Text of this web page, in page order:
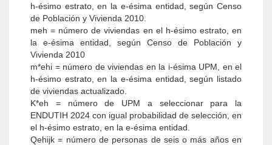
h-ésimo estrato, en la e-ésima entidad, según Censo
de Población y Vivienda 2010.
meh = número de viviendas en el h-ésimo estrato, en
la e-ésima entidad, según Censo de Población y
Vivienda 2010
m*ehi = número de viviendas en la i-ésima UPM, en el
h-ésimo estrato, en la e-ésima entidad, según listado
de viviendas actualizado.
K*eh = número de UPM a seleccionar para la
ENDUTIH 2024 con igual probabilidad de selección, en
el h-ésimo estrato, en la e-ésima entidad.
Qehijk = número de personas de seis o más años en